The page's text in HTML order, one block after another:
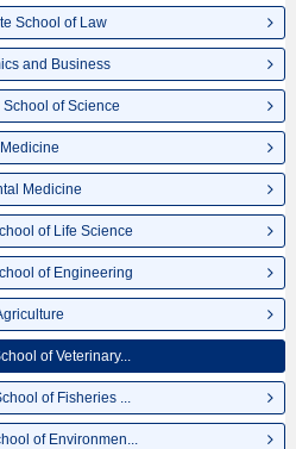
School of Law
and Business
of Science
Medicine
Medicine
of Life Science
of Engineering
of Veterinary...
of Fisheries ...
of Environmen...